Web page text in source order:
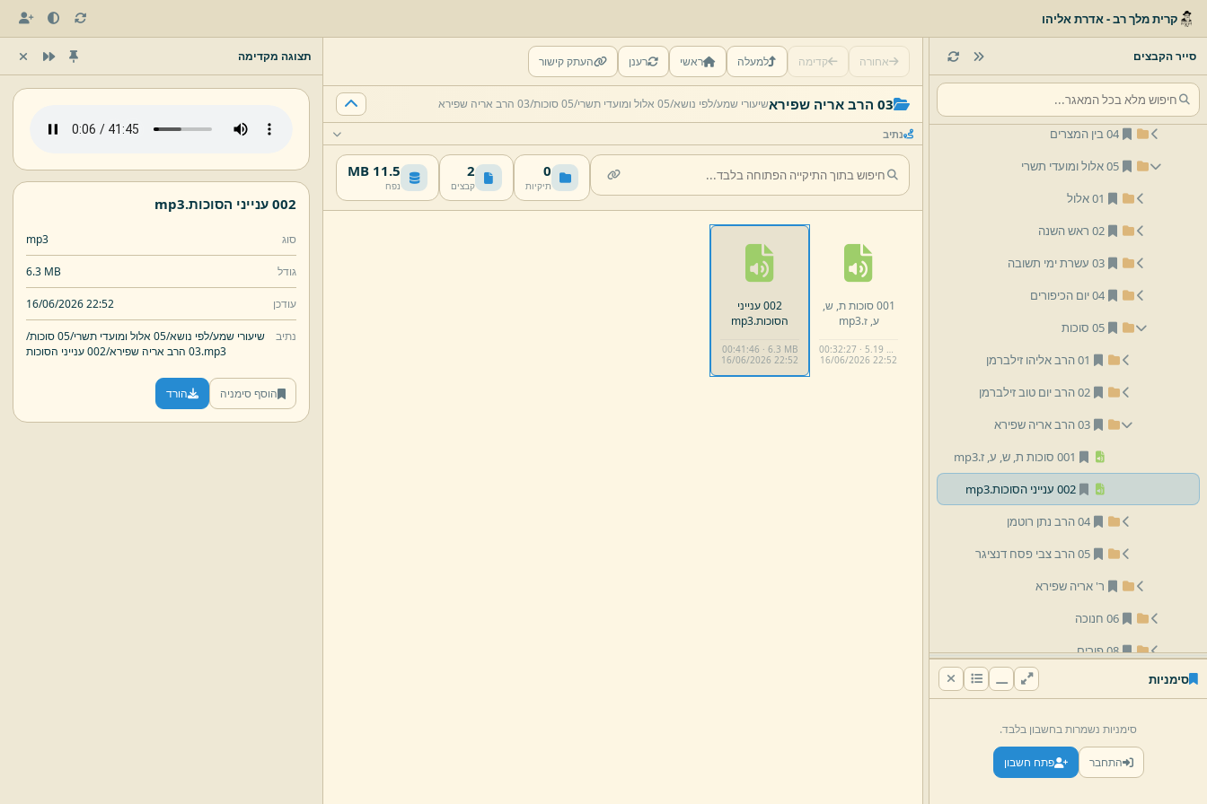
קרית מלך רב - אדרת אליהו
סייר הקבצים
לפי נושא
03 שבועות
05 אלול ומועדי תשרי
01 אלול
02 ראש השנה
03 עשרת ימי תשובה
04 יום הכיפורים
05 סוכות
01 הרב אליהו זילברמן
02 הרב יום טוב זילברמן
03 הרב אריה שפירא
001 סוכות ת,
ש, ע, ז.mp3
002 ענייני הסוכות.
mp3
04 הרב נתן רוטמן
05 הרב צבי פסח דנציגר
ר' אריה שפירא
06 חנוכה
08 פורים
לפי שם
סימניות
סימניות נשמרות בחשבון בלבד.
התחבר פתח חשבון
אחורה קדימה למעלה ראשי רענן העתק קישור
03 הרב אריה שפירא שיעורי שמע/לפי נושא/05 אלול ומועדי תשרי/ 05 סוכות/ 03 הרב אריה שפירא
נתיב
0
תיקיות
2
קבצים
11.5 MB
נפח
001 סוכות ת,
ש,
ע, ז.mp3
00:32:27 · 5.19 MB
16/06/2026 22:52
002 ענייני
הסוכות.mp3
00:41:46 · 6.3 MB
16/06/2026 22:52
תצוגה מקדימה
002 ענייני הסוכות. mp3
סוג mp3
גודל 6.3 MB
עודכן 16/06/2026 22:52
נתיב שיעורי שמע/לפי נושא/05 אלול ומועדי תשרי/
05 סוכות/
03 הרב אריה שפירא/002 ענייני הסוכות.mp3
הוסף סימניה הורד